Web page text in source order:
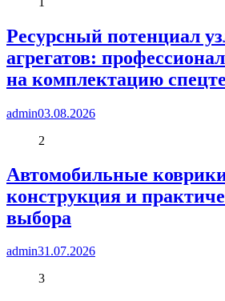
Ресурсный потенциал
агрегатов:
на комплектацию
admin03.08.2026
2
Автомобильные
конструкция и
выбора
admin31.07.2026
3